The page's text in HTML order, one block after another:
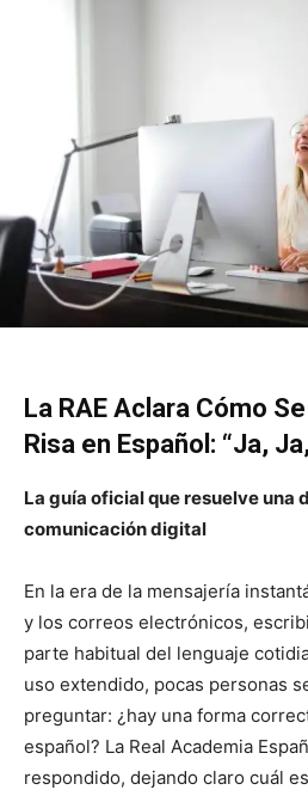
La RAE Aclara Cómo
Risa en Español: “Ja,
La guía oficial que resuelve una
comunicación digital
En la era de la mensajería
y los correos electrónicos,
parte habitual del lenguaje
uso extendido, pocas personas
preguntar: ¿hay una forma
español? La Real Academia
respondido, dejando claro cuál